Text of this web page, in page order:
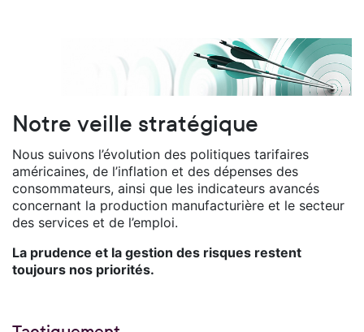
Notre veille stratégique
Nous suivons l’évolution des politiques tarifaires
américaines, de l’inflation et des dépenses des
consommateurs, ainsi que les indicateurs avancés
concernant la production manufacturière et le secteur
des services et de l’emploi.
La prudence et la gestion des risques restent
toujours nos priorités.